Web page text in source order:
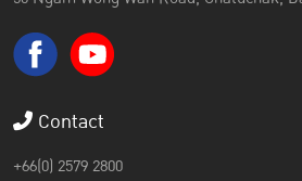
Contact
+66(0) 2579 2800